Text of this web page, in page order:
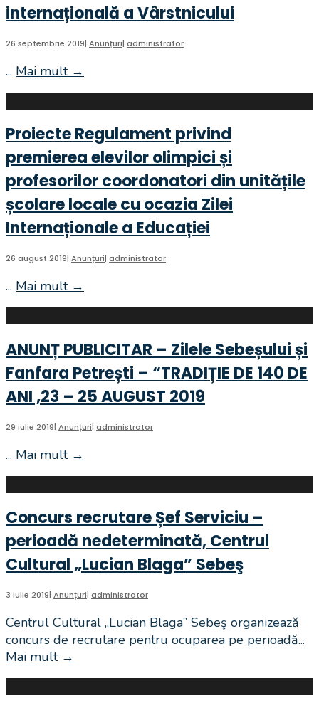
de
festivalul
Fărcașiu”-
XVII-
a
(1-
3
noiembrie
2019)
internațională a Vârstnicului
26 septembrie 2019| Anunțuri| administrator
... Mai mult →
PUBLICITAR
–
internațională
a
Vârstnicului
Proiecte Regulament privind
premierea elevilor olimpici și
profesorilor coordonatori din unitățile
școlare locale cu ocazia Zilei
Internaționale a Educației
26 august 2019| Anunțuri| administrator
... Mai mult →
Regulament
privind
elevilor
olimpici
și
profesorilor
coordonatori
școlare
locale
ocazia
Zilei
Internaționale
a
Educației
ANUNȚ PUBLICITAR – Zilele Sebeșului și
Fanfara Petrești – “TRADIȚIE DE 140 DE
ANI ,23 – 25 AUGUST 2019
29 iulie 2019| Anunțuri| administrator
... Mai mult →
PUBLICITAR
–
Sebeșului
și
Fanfara
Petrești
–
DE
140
ANI
,23
Concurs recrutare Șef Serviciu –
perioadă nedeterminată, Centrul
Cultural „Lucian Blaga” Sebeş
3 iulie 2019| Anunțuri| administrator
Centrul Cultural „Lucian Blaga” Sebeş organizează
concurs de recrutare pentru ocuparea pe perioadă...
Mai mult →
recrutare
Șef